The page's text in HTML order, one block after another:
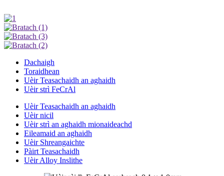
Dachaigh
Toraidhean
Uèir Teasachaidh an aghaidh
Uèir strì FeCrAl
Uèir Teasachaidh an aghaidh
Uèir nicil
Uèir strì an aghaidh mionaideachd
Eileamaid an aghaidh
Uèir Shreangaichte
Pàirt Teasachaidh
Uèir Alloy Inslithe